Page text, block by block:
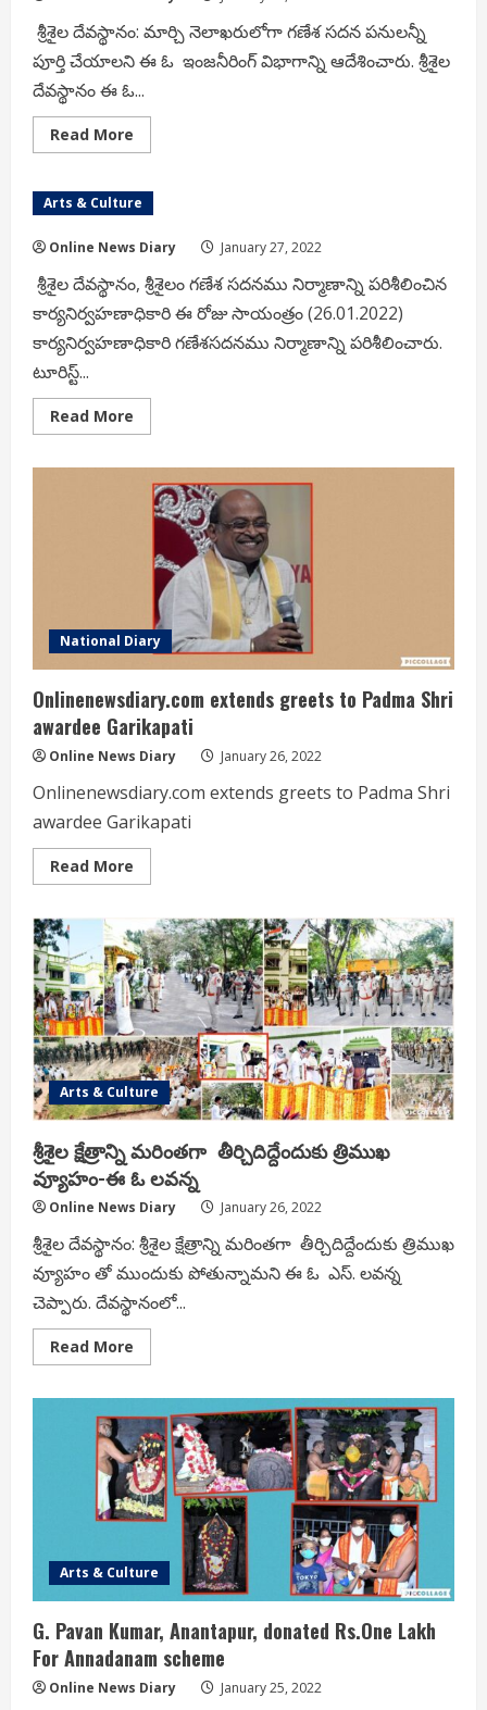
శ్రీశైల దేవస్థానం: మార్చి నెలాఖరులోగా గణేశ సదన పనులన్నీ
పూర్తి చేయాలని ఈ ఓ ఇంజనీరింగ్ విభాగాన్ని ఆదేశించారు. శ్రీశైల
దేవస్థానం ఈ ఓ...
Read More
more
నెలాఖరులోగా
గణేశ
పనులన్నీ
పూర్తి
–
ఈ
ఓ
Arts & Culture
Online News Diary January 27, 2022
శ్రీశైల దేవస్థానం, శ్రీశైలం గణేశ సదనము నిర్మాణాన్ని పరిశీలించిన
కార్యనిర్వహణాధికారి ఈ రోజు సాయంత్రం (26.01.2022)
కార్యనిర్వహణాధికారి గణేశసదనము నిర్మాణాన్ని పరిశీలించారు.
టూరిస్ట్...
Read More
more
National Diary
Onlinenewsdiary.com extends greets to Padma Shri
awardee Garikapati
Online News Diary January 26, 2022
Onlinenewsdiary.com extends greets to Padma Shri
awardee Garikapati
Read More
more
extends
greets
to
Padma
Shri
awardee
Garikapati
Arts & Culture
శ్రీశైల క్షేత్రాన్ని మరింతగా తీర్చిదిద్దేందుకు త్రిముఖ
వ్యూహం-ఈ ఓ లవన్న
Online News Diary January 26, 2022
శ్రీశైల దేవస్థానం: శ్రీశైల క్షేత్రాన్ని మరింతగా తీర్చిదిద్దేందుకు త్రిముఖ
వ్యూహం తో ముందుకు పోతున్నామని ఈ ఓ ఎస్. లవన్న
చెప్పారు. దేవస్థానంలో...
Read More
more
మరింతగా
తీర్చిదిద్దేందుకు
త్రిముఖ
వ్యూహం-
ఈ
ఓ
లవన్న
Arts & Culture
G. Pavan Kumar, Anantapur, donated Rs.One Lakh
For Annadanam scheme
Online News Diary January 25, 2022